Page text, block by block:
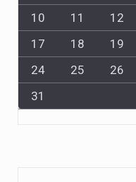
10
11 12
17
18 19
24
25 26
31